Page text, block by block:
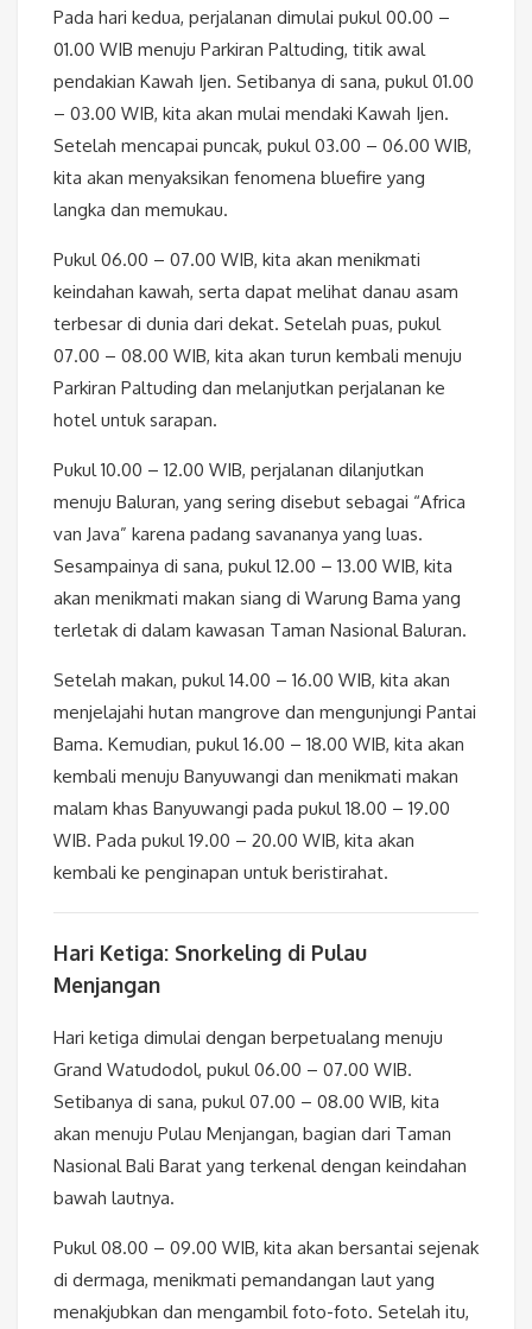
Pada hari kedua, perjalanan dimulai pukul 00.00 –
01.00 WIB menuju Parkiran Paltuding, titik awal
pendakian Kawah Ijen. Setibanya di sana, pukul 01.00
– 03.00 WIB, kita akan mulai mendaki Kawah Ijen.
Setelah mencapai puncak, pukul 03.00 – 06.00 WIB,
kita akan menyaksikan fenomena bluefire yang
langka dan memukau.
Pukul 06.00 – 07.00 WIB, kita akan menikmati
keindahan kawah, serta dapat melihat danau asam
terbesar di dunia dari dekat. Setelah puas, pukul
07.00 – 08.00 WIB, kita akan turun kembali menuju
Parkiran Paltuding dan melanjutkan perjalanan ke
hotel untuk sarapan.
Pukul 10.00 – 12.00 WIB, perjalanan dilanjutkan
menuju Baluran, yang sering disebut sebagai “Africa
van Java” karena padang savananya yang luas.
Sesampainya di sana, pukul 12.00 – 13.00 WIB, kita
akan menikmati makan siang di Warung Bama yang
terletak di dalam kawasan Taman Nasional Baluran.
Setelah makan, pukul 14.00 – 16.00 WIB, kita akan
menjelajahi hutan mangrove dan mengunjungi Pantai
Bama. Kemudian, pukul 16.00 – 18.00 WIB, kita akan
kembali menuju Banyuwangi dan menikmati makan
malam khas Banyuwangi pada pukul 18.00 – 19.00
WIB. Pada pukul 19.00 – 20.00 WIB, kita akan
kembali ke penginapan untuk beristirahat.
Hari Ketiga: Snorkeling di Pulau
Menjangan
Hari ketiga dimulai dengan berpetualang menuju
Grand Watudodol, pukul 06.00 – 07.00 WIB.
Setibanya di sana, pukul 07.00 – 08.00 WIB, kita
akan menuju Pulau Menjangan, bagian dari Taman
Nasional Bali Barat yang terkenal dengan keindahan
bawah lautnya.
Pukul 08.00 – 09.00 WIB, kita akan bersantai sejenak
di dermaga, menikmati pemandangan laut yang
menakjubkan dan mengambil foto-foto. Setelah itu,